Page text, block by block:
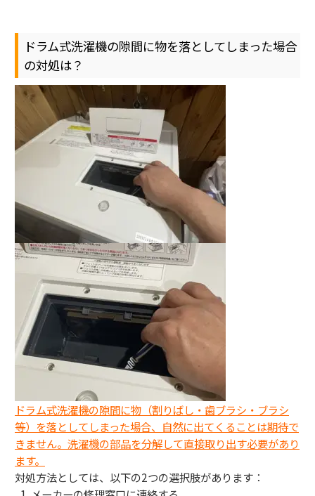
ドラム式洗濯機の隙間に物を落としてしまった場合
の対処は？
ドラム式洗濯機の隙間に物（割りばし・歯ブラシ・ブラシ
等）を落としてしまった場合、自然に出てくることは期待で
きません。洗濯機の部品を分解して直接取り出す必要があり
ます。
対処方法としては、以下の2つの選択肢があります：